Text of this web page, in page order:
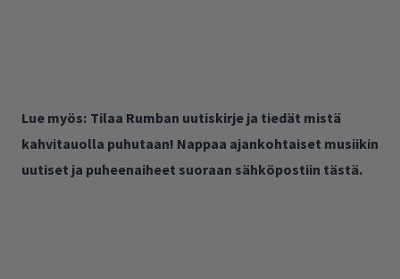
Lue myös: Tilaa Rumban uutiskirje ja tiedät mistä
kahvitauolla puhutaan! Nappaa ajankohtaiset musiikin
uutiset ja puheenaiheet suoraan sähköpostiin tästä.